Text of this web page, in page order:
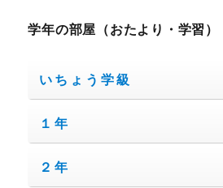
学年の部屋（おたより・学習）
いちょう学級
１年
２年